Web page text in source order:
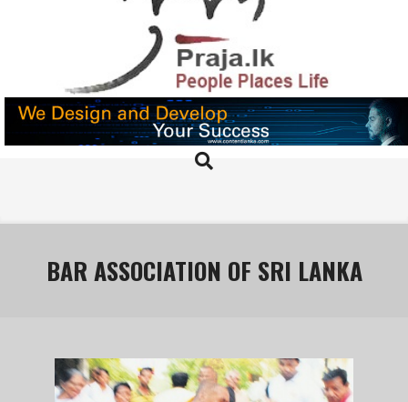
PRAJA.LK
Search
BAR ASSOCIATION OF SRI LANKA